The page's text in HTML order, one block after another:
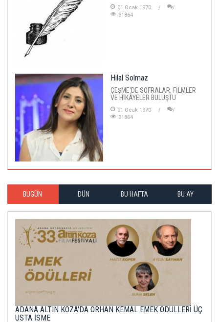
01 Ocak 1970
31864
Hilal Solmaz
ÇEŞME'DE SOFRALAR, FİLMLER
VE HİKÂYELER BULUŞTU
01 Ocak 1970
31864
BUGÜN DÜN BU HAFTA BU AY
ADANA ALTIN KOZA'DA ORHAN KEMAL EMEK ÖDÜLLERİ ÜÇ
USTA İSME